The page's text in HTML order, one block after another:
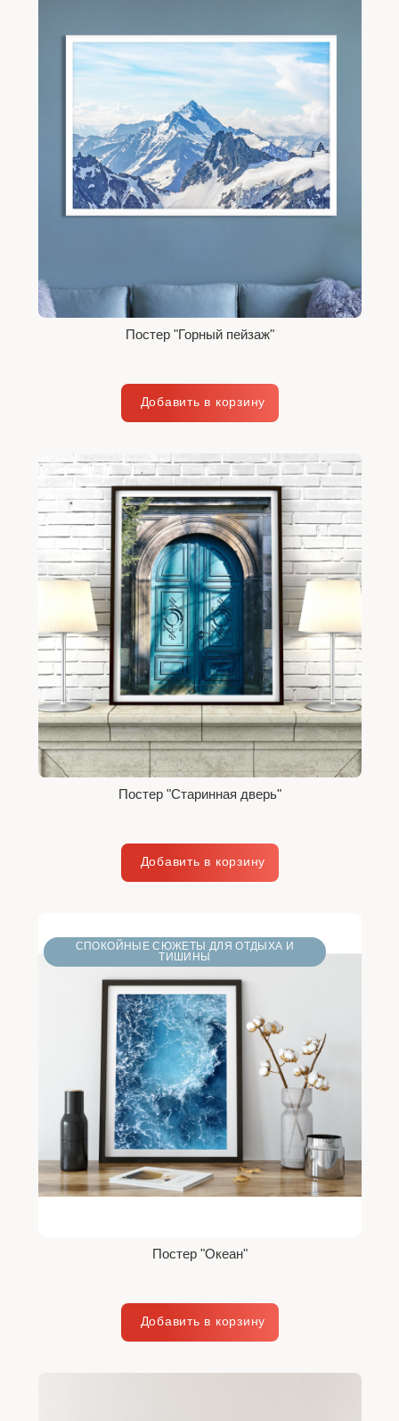
Постер "Горный пейзаж"
Постер "Старинная дверь"
СПОКОЙНЫЕ СЮЖЕТЫ ДЛЯ ОТДЫХА И
ТИШИНЫ
Постер "Океан"